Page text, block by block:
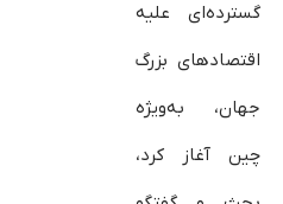
گسترده‌ای علیه
اقتصادهای بزرگ
جهان، به‌ویژه
چین آغاز کرد،